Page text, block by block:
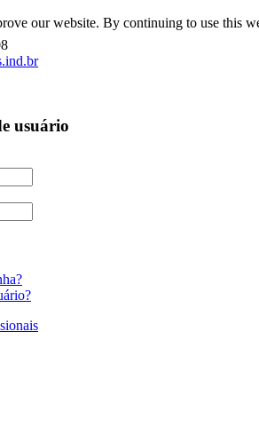
usuário
our website. By continuing to use this